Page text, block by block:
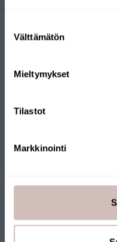
valinta
Välttämätön
Mieltymykset
Tilastot
Markkinointi
Notre boutique en ligne a
expédiés depuis la
Pays de